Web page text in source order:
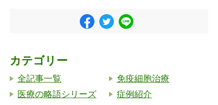
カテゴリー
全記事一覧
免疫細胞治療
医療の略語シリーズ
症例紹介